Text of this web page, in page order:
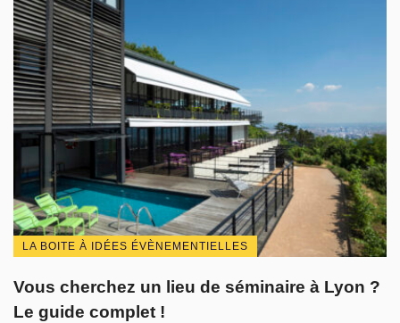
LA BOITE À IDÉES ÉVÈNEMENTIELLES
Vous cherchez un lieu de séminaire à Lyon ?
Le guide complet !